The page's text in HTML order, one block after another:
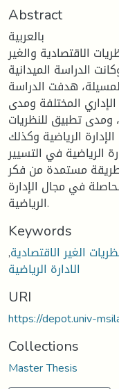
Abstract
بالعربية
الاقتصادية والغير
الدراسة الميدانية
هدفت الدراسة
المختلفة ومدى
ومدى تطبيق للنظريات
الرياضية وكذلك
الرياضية في التسيير
مستمدة من فكر
في مجال الإدارة
الرياضية.
Keywords
الغير الاقتصادية,
الادارة الرياضية
URI
https://depot.univ-
Collections
Master Thesis